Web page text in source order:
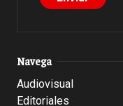
Navega
Audiovisual
Editoriales